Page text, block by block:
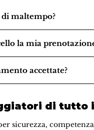
di maltempo?
la mia
accettate?
di tutto
sicurezza, competenza